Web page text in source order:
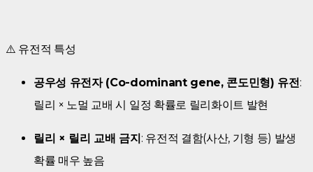
⚠️ 유전적 특성
공우성 유전자 (Co-dominant gene, 콘도민형) 유전:
릴리 × 노멀 교배 시 일정 확률로 릴리화이트 발현
릴리 × 릴리 교배 금지: 유전적 결함(사산, 기형 등) 발생
확률 매우 높음